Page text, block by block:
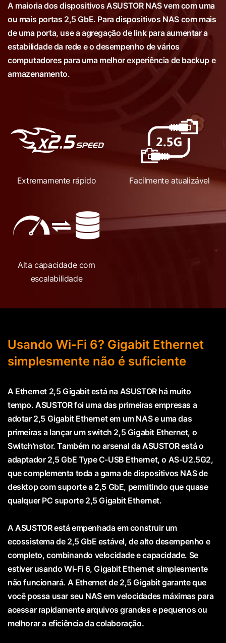
A maioria dos dispositivos ASUSTOR NAS vem com uma
ou mais portas 2,5 GbE. Para dispositivos NAS com mais
de uma porta, use a agregação de link para aumentar a
estabilidade da rede e o desempenho de vários
computadores para uma melhor experiência de backup e
armazenamento.
Extremamente rápido Facilmente atualizável
Alta capacidade com
escalabilidade
Usando Wi-Fi 6? Gigabit Ethernet
simplesmente não é suficiente
A Ethernet 2,5 Gigabit está na ASUSTOR há muito
tempo. ASUSTOR foi uma das primeiras empresas a
adotar 2,5 Gigabit Ethernet em um NAS e uma das
primeiras a lançar um switch 2,5 Gigabit Ethernet, o
Switch’nstor. Também no arsenal da ASUSTOR está o
adaptador 2,5 GbE Type C-USB Ethernet, o AS-U2.5G2,
que complementa toda a gama de dispositivos NAS de
desktop com suporte a 2,5 GbE, permitindo que quase
qualquer PC suporte 2,5 Gigabit Ethernet.
A ASUSTOR está empenhada em construir um
ecossistema de 2,5 GbE estável, de alto desempenho e
completo, combinando velocidade e capacidade. Se
estiver usando Wi-Fi 6, Gigabit Ethernet simplesmente
não funcionará. A Ethernet de 2,5 Gigabit garante que
você possa usar seu NAS em velocidades máximas para
acessar rapidamente arquivos grandes e pequenos ou
melhorar a eficiência da colaboração.